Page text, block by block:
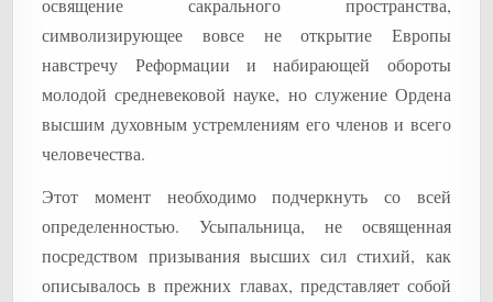
освящение сакрального пространства,
символизирующее вовсе не открытие Европы
навстречу Реформации и набирающей обороты
молодой средневековой науке, но служение Ордена
высшим духовным устремлениям его членов и всего
человечества.
Этот момент необходимо подчеркнуть со всей
определенностью. Усыпальница, не освященная
посредством призывания высших сил стихий, как
описывалось в прежних главах, представляет собой